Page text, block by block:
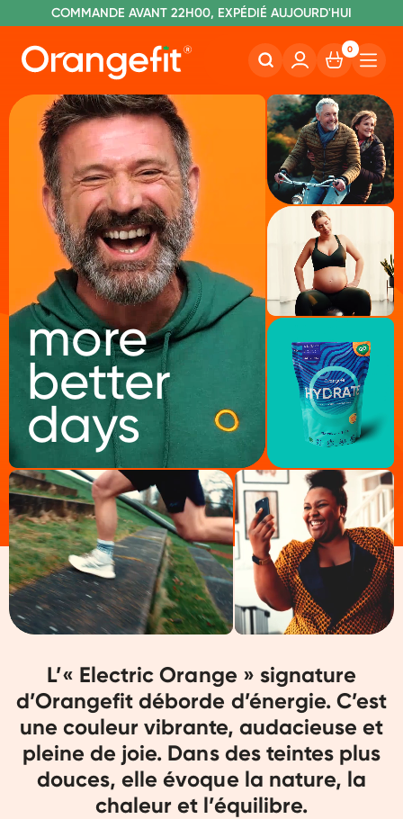
SANS LACTOSE ET SUCRALOSE
COMMANDE AVANT 22H00, EXPÉDIÉ AUJOURD'HUI
LIVRAISON GRATUITE À PARTIR DE 60€
0
more
better
days
L’« Electric Orange » signature
d’Orangefit déborde d’énergie. C’est
une couleur vibrante, audacieuse et
pleine de joie. Dans des teintes plus
douces, elle évoque la nature, la
chaleur et l’équilibre.